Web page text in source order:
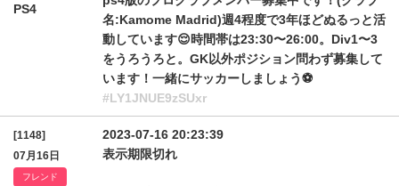
PS4
名:Kamome Madrid)週4程度で3年ほどぬるっと活
動しています😌時間帯は23:30〜26:00。Div1〜3
をうろうろと。GK以外ポジション問わず募集して
います！一緒にサッカーしましょう⚽️
#LY1JNUE9zSUxr
[1148]
07月16日
フレンド
2023-07-16 20:23:39
表示期限切れ